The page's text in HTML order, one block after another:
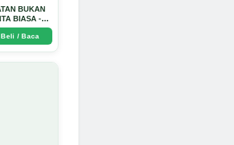
BUKAN
BIASA -
Dinata
Beli / Baca